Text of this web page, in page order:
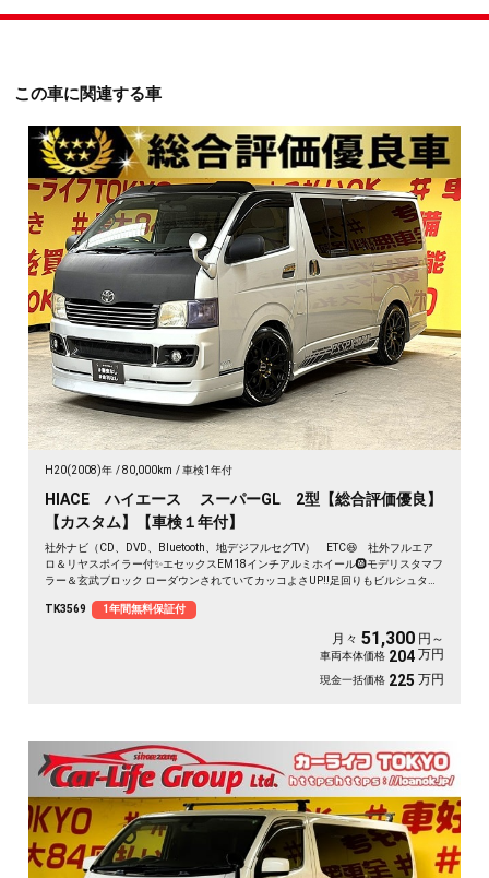
この車に関連する車
H20(2008)年 80,000km 車検1年付
HIACE ハイエース スーパーGL 2型【総合評価優良】
【カスタム】【車検１年付】
社外ナビ（CD、DVD、Bluetooth、地デジフルセグTV） ETC😆 社外フルエア
ロ＆リヤスポイラー付✨エセックスEM18インチアルミホイール🛞モデリスタマフ
ラー＆玄武ブロック ローダウンされていてカッコよさUP‼️足回りもビルシュタイ
🔦両側スライドドアで荷物の出し入れ＆乗り降りラクラク!
TK3569 1年間無料保証付
月々 51,300 円～
車両本体価格 204 万円
現金一括価格 225 万円